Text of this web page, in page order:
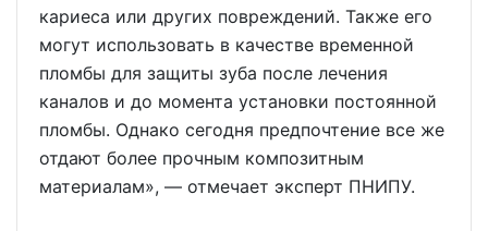
кариеса или других повреждений. Также его
могут использовать в качестве временной
пломбы для защиты зуба после лечения
каналов и до момента установки постоянной
пломбы. Однако сегодня предпочтение все же
отдают более прочным композитным
материалам», — отмечает эксперт ПНИПУ.